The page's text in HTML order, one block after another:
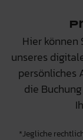
Hier können
unseres
persönliches
die
*Jegliche